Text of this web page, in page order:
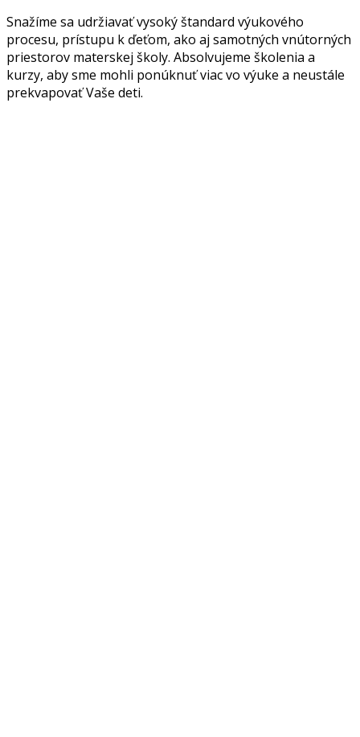
Snažíme sa udržiavať vysoký štandard výukového
procesu, prístupu k ďeťom, ako aj samotných vnútorných
priestorov materskej školy. Absolvujeme školenia a
kurzy, aby sme mohli ponúknuť viac vo výuke a neustále
prekvapovať Vaše deti.